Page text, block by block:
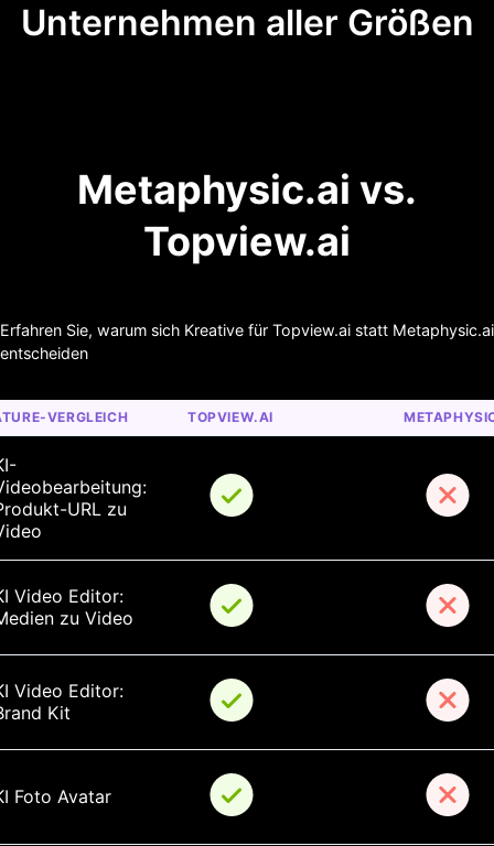
Unternehmen aller Größen
Metaphysic.ai vs.
Topview.ai
Erfahren Sie, warum sich Kreative für Topview.ai statt Metaphysic.ai
entscheiden
VERGLEICH TOPVIEW.AI
URL zu
Video Editor:
zu Video
Video Editor:
Kit
Foto Avatar